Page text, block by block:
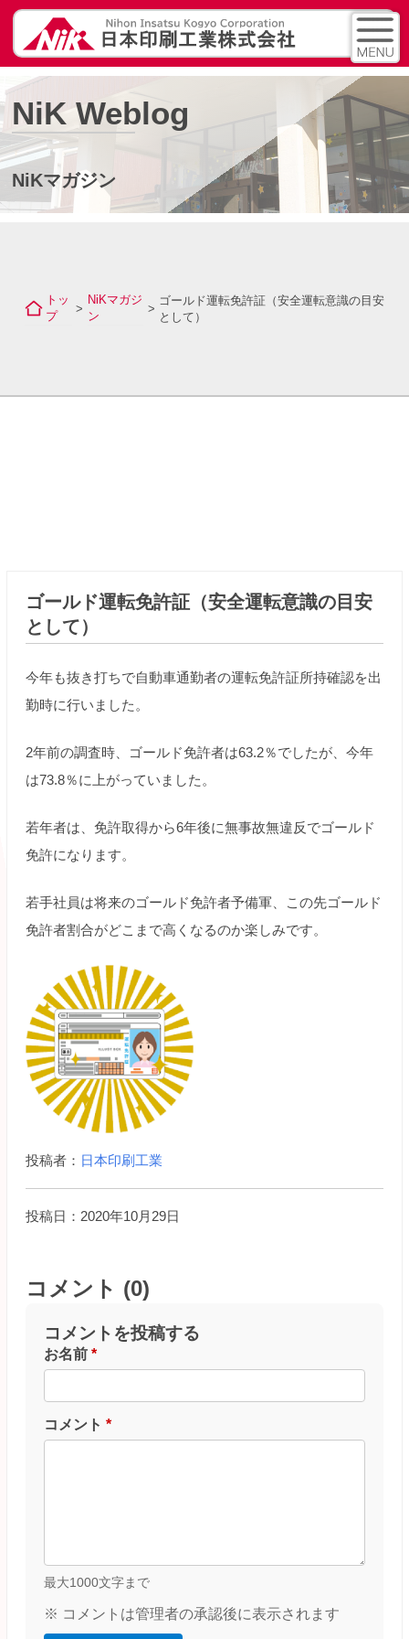
NiK Weblog
NiKマガジン
トッ
プ
>
NiKマガジ
ン
>
ゴールド運転免許証（安全運転意識の目安
として）
ゴールド運転免許証（安全運転意識の目安
として）
今年も抜き打ちで自動車通勤者の運転免許証所持確認を出
勤時に行いました。
2年前の調査時、ゴールド免許者は63.2％でしたが、今年
は73.8％に上がっていました。
若年者は、免許取得から6年後に無事故無違反でゴールド
免許になります。
若手社員は将来のゴールド免許者予備軍、この先ゴールド
免許者割合がどこまで高くなるのか楽しみです。
投稿者： 日本印刷工業
投稿日：2020年10月29日
コメント (0)
コメントを投稿する
お名前 *
コメント *
最大1000文字まで
※ コメントは管理者の承認後に表示されます